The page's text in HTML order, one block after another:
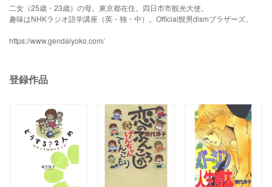
二女（25歳・23歳）の母。東京都在住。四日市市観光大使。
趣味はNHKラジオ語学講座（英・独・中）。Official髭男dismブラザーズ。
https://www.gendaiyoko.com/
登録作品